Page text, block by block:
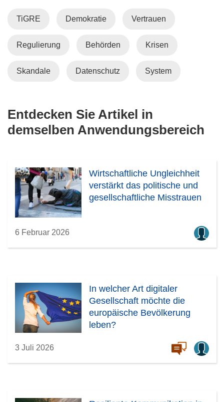
TiGRE Demokratie Vertrauen
Regulierung Behörden Krisen
Skandale Datenschutz System
Entdecken Sie Artikel in
demselben Anwendungsbereich
Wirtschaftliche Ungleichheit
verstärkt das politische und
gesellschaftliche Misstrauen
6 Februar 2026
In welcher Art digitaler
Gesellschaft möchte die
europäische Bevölkerung
leben?
3 Juli 2026